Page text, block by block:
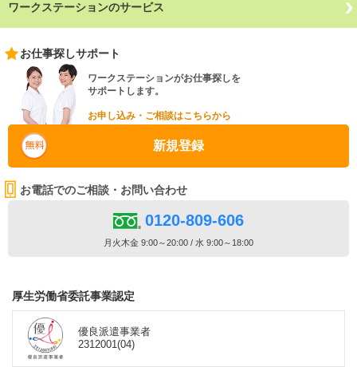
ワークステーションのサービス
お仕事探しサポート
ワークステーションがお仕事探しを
サポートします。
お申し込み・ご相談はこちらから
新規登録
お電話でのご相談・お問い合わせ
0120-809-606
月火木金 9:00～20:00 / 水 9:00～18:00
厚生労働省委託事業認定
優良派遣事業者
2312001(04)